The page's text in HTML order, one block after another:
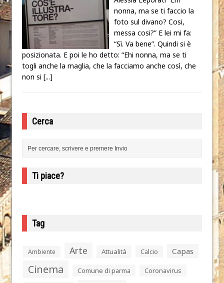
nonna, ma se ti faccio la
foto sul divano? Cosi,
messa cosi?” E lei mi fa:
“Sì. Va bene”. Quindi si è
posizionata. E poi le ho detto: “Ehi nonna, ma se ti
togli anche la maglia, che la facciamo anche così, che
non si [...]
Cerca
Ti piace?
Tag
Ambiente Arte Attualità Calcio Capas
Cinema Comune di parma Coronavirus